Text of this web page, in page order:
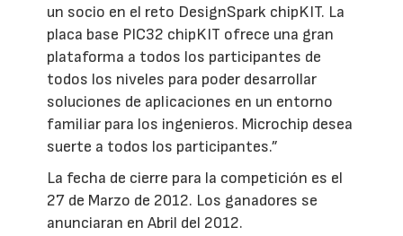
un socio en el reto DesignSpark chipKIT. La
placa base PIC32 chipKIT ofrece una gran
plataforma a todos los participantes de
todos los niveles para poder desarrollar
soluciones de aplicaciones en un entorno
familiar para los ingenieros. Microchip desea
suerte a todos los participantes.”
La fecha de cierre para la competición es el
27 de Marzo de 2012. Los ganadores se
anunciaran en Abril del 2012.